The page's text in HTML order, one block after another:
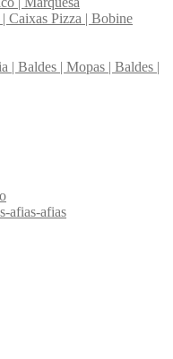
| Caixas Pizza | Bobine
| Baldes | Mopas | Baldes |
afias-afias